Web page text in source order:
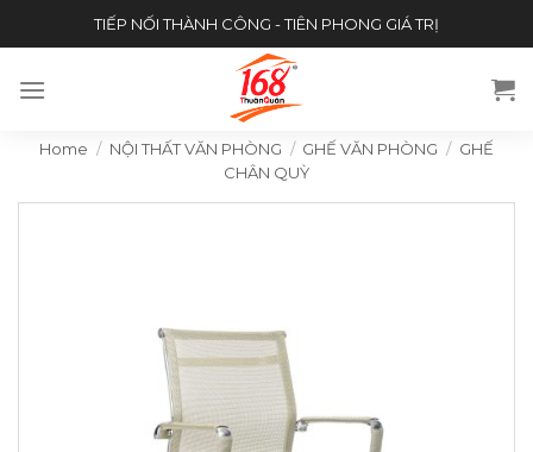
to
TIẾP NỐI THÀNH CÔNG - TIÊN PHONG GIÁ TRỊ
Home / NỘI THẤT VĂN PHÒNG / GHẾ VĂN PHÒNG / GHẾ
CHÂN QUỲ